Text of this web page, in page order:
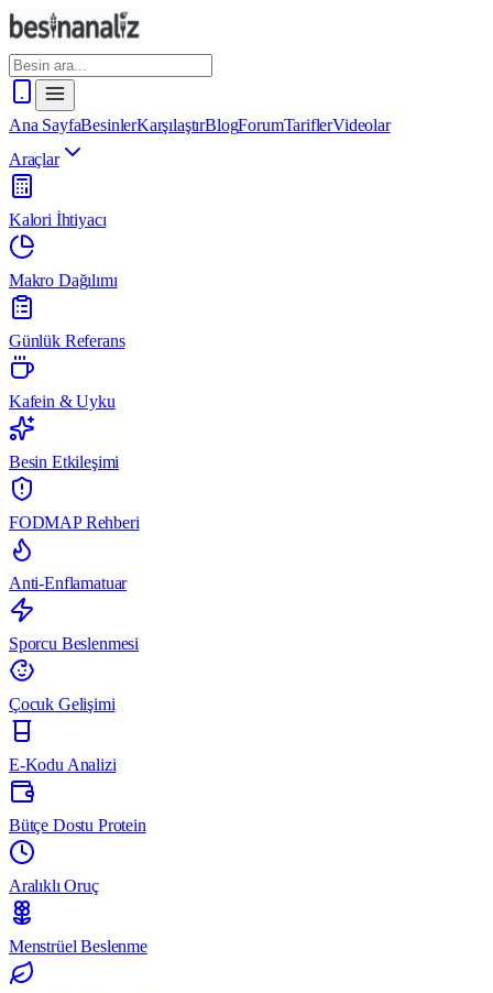
Ana SayfaBesinlerKarşılaştırBlogForumTariflerVideolar
Araçlar
Kalori İhtiyacı
Makro Dağılımı
Günlük Referans
Kafein & Uyku
Besin Etkileşimi
FODMAP Rehberi
Anti-Enflamatuar
Sporcu Beslenmesi
Çocuk Gelişimi
E-Kodu Analizi
Bütçe Dostu Protein
Aralıklı Oruç
Menstrüel Beslenme